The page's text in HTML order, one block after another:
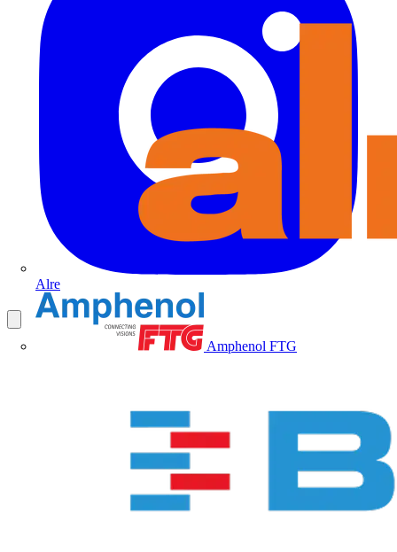
Alre
Amphenol FTG